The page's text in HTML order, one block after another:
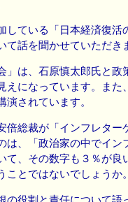
している「日本経済復活
て話を聞かせていただき
」は、石原慎太郎氏と政
えになっています。また
されています。
倍総裁が「インフレター
は、「政治家の中でイン
て、その数字も３％が良
ことではないでしょうか